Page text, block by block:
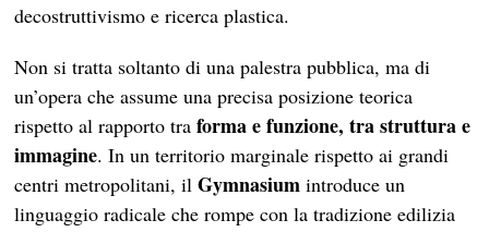
decostruttivismo e ricerca plastica.
Non si tratta soltanto di una palestra pubblica, ma di
un’opera che assume una precisa posizione teorica
rispetto al rapporto traforma e funzione, tra struttura e
immagine. In un territorio marginale rispetto ai grandi
centri metropolitani, ilGymnasium introduce un
linguaggio radicale che rompe con la tradizione edilizia